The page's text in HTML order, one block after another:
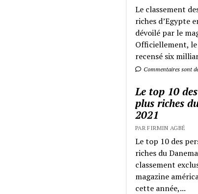
Le classement
riches d’Egypte
dévoilé par le
Officiellement,
recensé six
Commentaires sont
Le top 10
plus riches
2021
PAR FIRMIN AGBÉ
Le top 10 des
riches du
classement
magazine
cette année,...